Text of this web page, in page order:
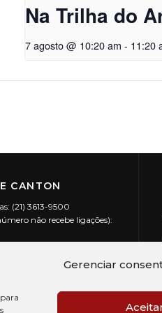
Gerenciar
Na Trilha do
7 agosto @ 10:20 am - 11:20
CANTON
(21) 3613-9500
não recebe ligações):